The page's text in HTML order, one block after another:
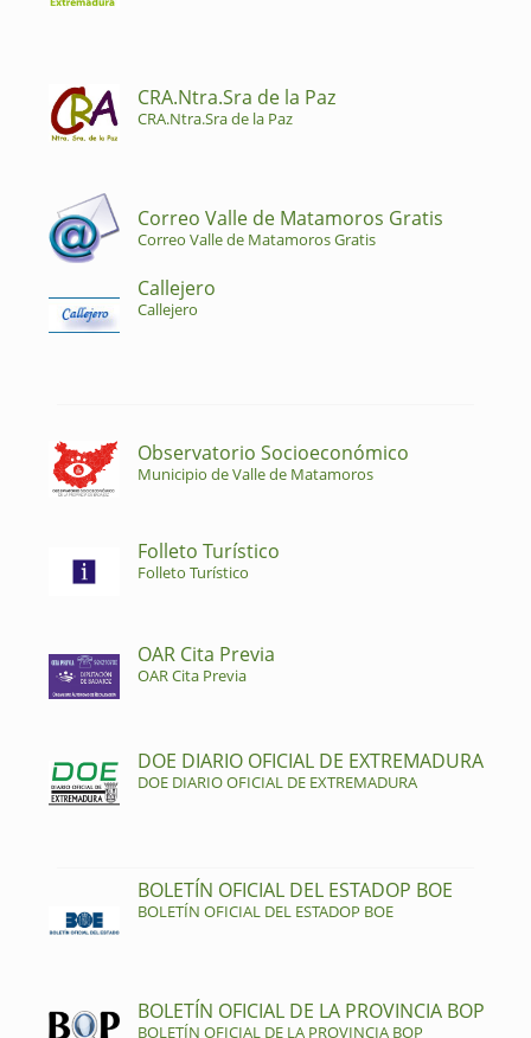
CRA.Ntra.Sra de la Paz
CRA.Ntra.Sra de la Paz
Correo Valle de Matamoros Gratis
Correo Valle de Matamoros Gratis
Callejero
Callejero
Observatorio Socioeconómico
Municipio de Valle de Matamoros
Folleto Turístico
Folleto Turístico
OAR Cita Previa
OAR Cita Previa
DOE DIARIO OFICIAL DE EXTREMADURA
DOE DIARIO OFICIAL DE EXTREMADURA
BOLETÍN OFICIAL DEL ESTADOP BOE
BOLETÍN OFICIAL DEL ESTADOP BOE
BOLETÍN OFICIAL DE LA PROVINCIA BOP
BOLETÍN OFICIAL DE LA PROVINCIA BOP